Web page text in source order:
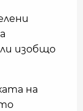
изобщо
на